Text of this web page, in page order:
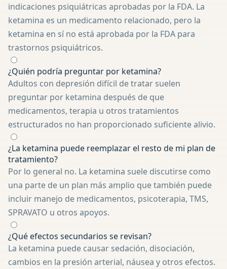
indicaciones psiquiátricas aprobadas por la FDA. La
ketamina es un medicamento relacionado, pero la
ketamina en sí no está aprobada por la FDA para
trastornos psiquiátricos.
¿Quién podría preguntar por ketamina?
Adultos con depresión difícil de tratar suelen
preguntar por ketamina después de que
medicamentos, terapia u otros tratamientos
estructurados no han proporcionado suficiente alivio.
¿La ketamina puede reemplazar el resto de mi plan de
tratamiento?
Por lo general no. La ketamina suele discutirse como
una parte de un plan más amplio que también puede
incluir manejo de medicamentos, psicoterapia, TMS,
SPRAVATO u otros apoyos.
¿Qué efectos secundarios se revisan?
La ketamina puede causar sedación, disociación,
cambios en la presión arterial, náusea y otros efectos.